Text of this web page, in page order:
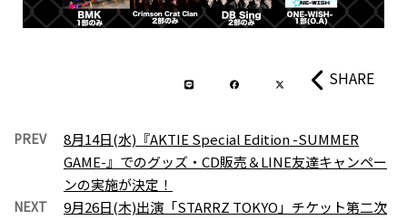
SHARE
PREV
8月14日(水)『AKTIE Special Edition -SUMMER
GAME-』でのグッズ・CD販売＆LINE友達キャンペー
ンの実施が決定！
NEXT
9月26日(木)出演「STARRZ TOKYO」チケット第二次